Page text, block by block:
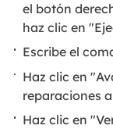
el botón
haz clic en
Escribe el
Haz clic en
reparaciones
Haz clic en